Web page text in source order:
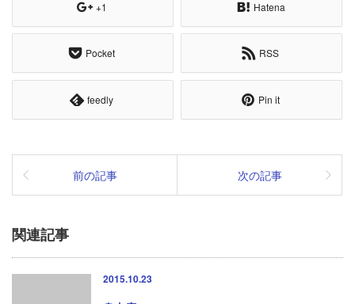
+1 Hatena
Pocket RSS
feedly Pin it
前の記事 次の記事
関連記事
2015.10.23